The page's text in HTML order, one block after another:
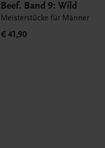
Beef. Band 9: Wild
Meisterstücke für Männer
€ 41,90